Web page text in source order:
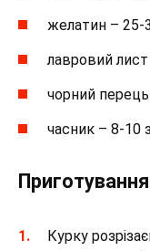
желатин – 25-
лавровий
чорний
часник – 8-10
Курку